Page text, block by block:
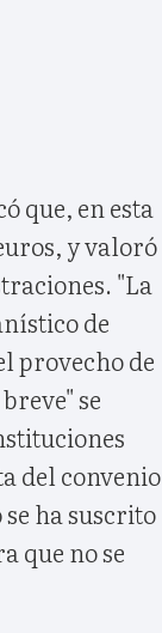
que, en esta
y valoró
"La
de
provecho de
se
del convenio
ha suscrito
que no se